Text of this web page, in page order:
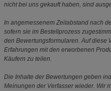
nicht bei uns gekauft haben, sind
In angemessenem Zeitabstand nach
sofern sie im Bestellprozess
den Bewertungsformularen. Auf diese
Erfahrungen mit den erworbenen
Käufern zu teilen.
Die Inhalte der Bewertungen geben
Meinungen der Verfasser wieder. Wir